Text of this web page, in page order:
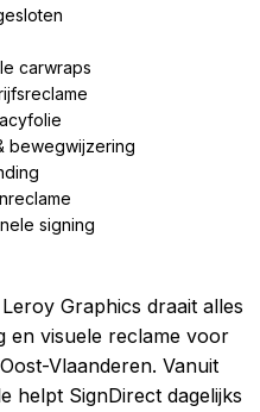
carwraps
bewegwijzering
signing
Graphics draait alles
en visuele reclame voor
Vlaanderen. Vanuit
helpt SignDirect dagelijks